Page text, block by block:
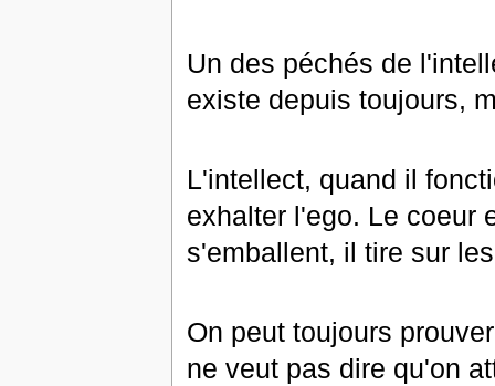
Un des péchés de
existe depuis toujours,
L'intellect, quand il
exhalter l'ego. Le coeur
s'emballent, il tire sur
On peut toujours
ne veut pas dire qu'on